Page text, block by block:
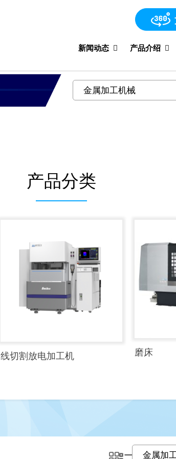
新闻动态 产品介绍
产品分类
线切割放电加工机 磨床